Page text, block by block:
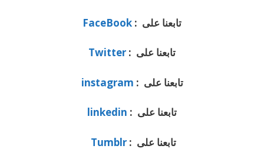
تابعنا على : FaceBook
تابعنا على : Twitter
تابعنا على : instagram
تابعنا على : linkedin
تابعنا على :Tumblr